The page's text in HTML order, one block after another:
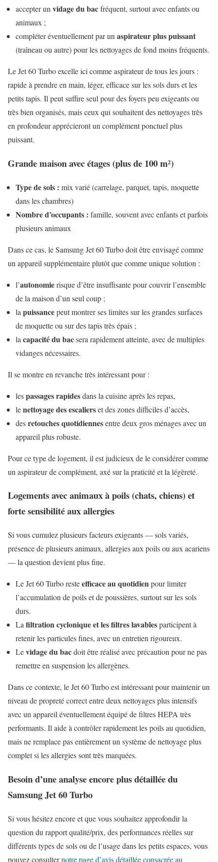
accepter unvidage du bacfréquent, surtout avec enfants ou
animaux ;
compléter éventuellement par unaspirateur plus puissant
(traîneau ou autre) pour les nettoyages de fond moins fréquents.
Le Jet 60 Turbo excelle ici comme aspirateur de tous les jours :
rapide à prendre en main, léger, efficace sur les sols durs et les
petits tapis. Il peut suffire seul pour des foyers peu exigeants ou
très bien organisés, mais ceux qui souhaitent des nettoyages très
en profondeur apprécieront un complément ponctuel plus
puissant.
Grande maison avec étages (plus de 100 m²)
Type de sols : mix varié (carrelage, parquet, tapis, moquette
dans les chambres)
Nombre d’occupants : famille, souvent avec enfants et parfois
plusieurs animaux
Dans ce cas, le Samsung Jet 60 Turbo doit être envisagé comme
un appareil supplémentaire plutôt que comme unique solution :
l’autonomierisque d’être insuffisante pour couvrir l’ensemble
de la maison d’un seul coup ;
la puissancepeut montrer ses limites sur les grandes surfaces
de moquette ou sur des tapis très épais ;
la capacité du bacsera rapidement atteinte, avec de multiples
vidanges nécessaires.
Il se montre en revanche très intéressant pour :
lespassages rapidesdans la cuisine après les repas,
lenettoyage des escalierset des zones difficiles d’accès,
desretouches quotidiennesentre deux gros ménages avec un
appareil plus robuste.
Pour ce type de logement, il est judicieux de le considérer comme
un aspirateur de complément, axé sur la praticité et la légèreté.
Logements avec animaux à poils (chats, chiens) et
forte sensibilité aux allergies
Si vous cumulez plusieurs facteurs exigeants — sols variés,
présence de plusieurs animaux, allergies aux poils ou aux acariens
— la question devient plus fine.
Le Jet 60 Turbo resteefficace au quotidienpour limiter
l’accumulation de poils et de poussières, surtout sur les sols
durs.
La filtration cyclonique et les filtres lavablesparticipent à
retenir les particules fines, avec un entretien rigoureux.
Levidage du bacdoit être réalisé avec précaution pour ne pas
remettre en suspension les allergènes.
Dans ce contexte, le Jet 60 Turbo est intéressant pour maintenir un
niveau de propreté correct entre deux nettoyages plus intensifs
avec un appareil éventuellement équipé de filtres HEPA très
performants. Il aide à contrôler rapidement les poils au quotidien,
mais ne remplace pas entièrement un système de nettoyage plus
complet si les allergies sont très marquées.
Besoin d’une analyse encore plus détaillée du
Samsung Jet 60 Turbo
Si vous hésitez encore et que vous souhaitez approfondir la
question du rapport qualité/prix, des performances réelles sur
différents types de sols ou de l’usage dans les petits espaces, vous
pouvez consulternotre page d’avis détaillée consacrée au